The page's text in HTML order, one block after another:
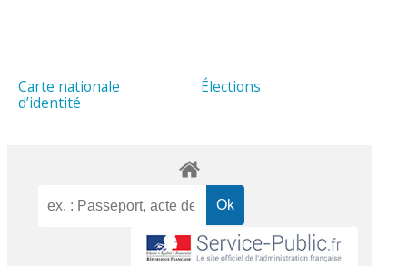
Carte nationale
d’identité
Élections